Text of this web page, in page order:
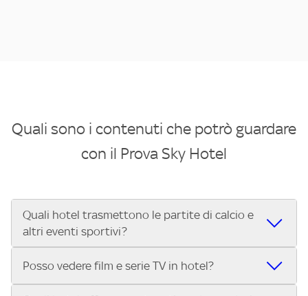
Quali sono i contenuti che potrò guardare
con il Prova Sky Hotel
Quali hotel trasmettono le partite di calcio e
altri eventi sportivi?
Se cerchi un hotel dove poter vedere le partite di Serie A,
Posso vedere film e serie TV in hotel?